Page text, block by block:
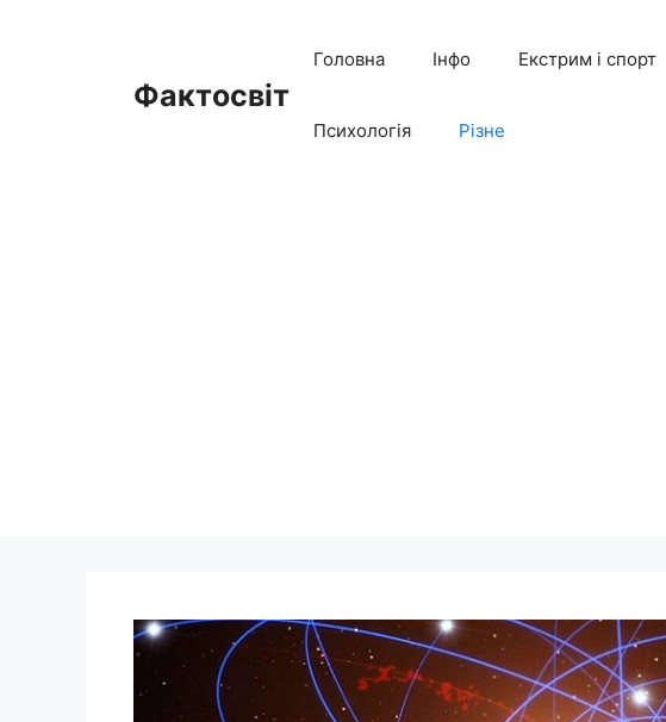
Фактосвіт
Головна Інфо Екстрим і спорт
Психологія Різне